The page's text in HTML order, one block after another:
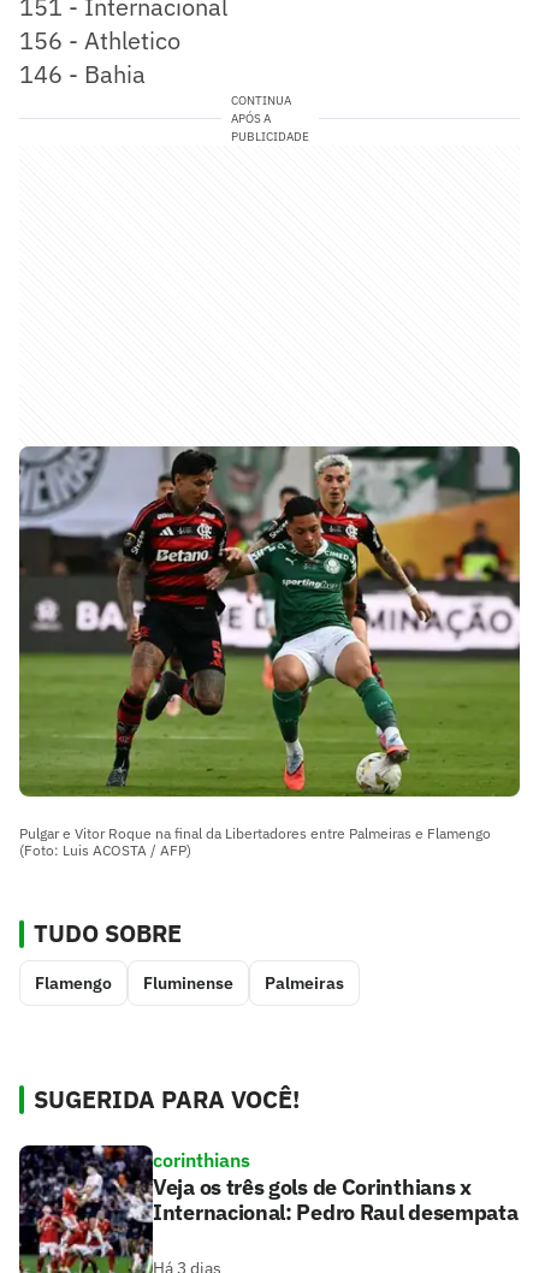
156 - Athletico
146 - Bahia
CONTINUA
APÓS A
PUBLICIDADE
Pulgar e Vitor Roque na final da Libertadores entre Palmeiras e Flamengo
(Foto: Luis ACOSTA / AFP)
TUDO SOBRE
Flamengo Fluminense Palmeiras
SUGERIDA PARA VOCÊ!
corinthians
Veja os três gols de Corinthians x
Internacional: Pedro Raul desempata
Há 3 dias